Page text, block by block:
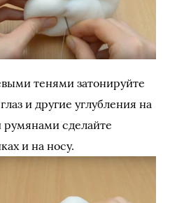
тенями затонируйте
и другие углубления на
сделайте
и на носу.